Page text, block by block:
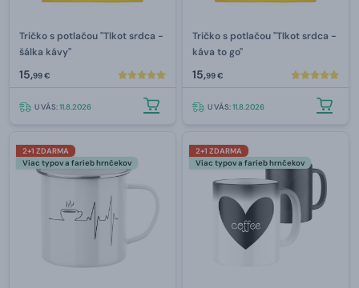
Tričko s potlačou "Tlkot srdca -
šálka kávy"
15,99 €
U VÁS:11.8.2026
Tričko s potlačou "Tlkot srdca -
káva to go"
15,99 €
U VÁS:11.8.2026
2+1 ZDARMA
Viac typov a farieb hrnčekov
2+1 ZDARMA
Viac typov a farieb hrnčekov